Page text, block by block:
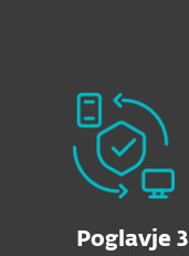
Poglavje 3